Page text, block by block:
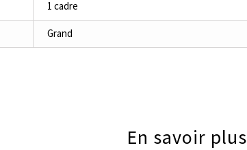
1 cadre
Grand
En savoir plus